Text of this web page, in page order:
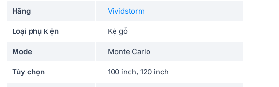
Hãng Vividstorm
Loại phụ kiện Kệ gỗ
Model Monte Carlo
Tùy chọn 100 inch, 120 inch